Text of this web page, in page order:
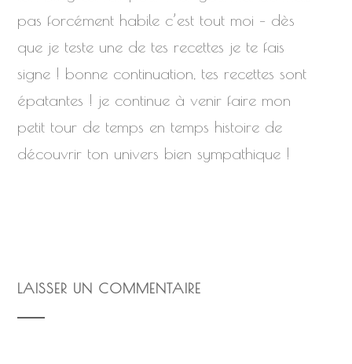
pas forcément habile c’est tout moi – dès
que je teste une de tes recettes je te fais
signe ! bonne continuation, tes recettes sont
épatantes ! je continue à venir faire mon
petit tour de temps en temps histoire de
découvrir ton univers bien sympathique !
LAISSER UN COMMENTAIRE